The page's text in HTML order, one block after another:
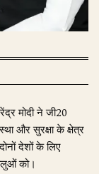
मोदी ने जी20
और सुरक्षा के क्षेत्र
देशों के लिए
को।